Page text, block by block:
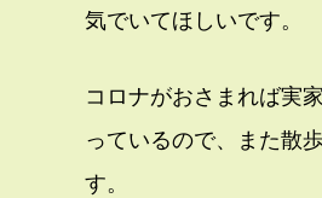
気でいてほしいです。
コロナがおさまれば実
っているので、また散
す。